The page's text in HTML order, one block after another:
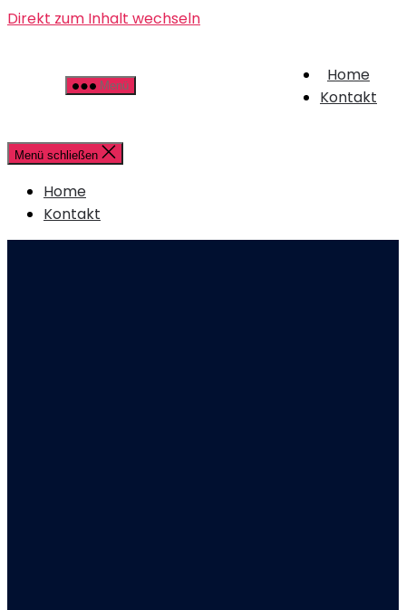
Direkt zum Inhalt wechseln
Menü
Home
Kontakt
Menü schließen
Home
Kontakt